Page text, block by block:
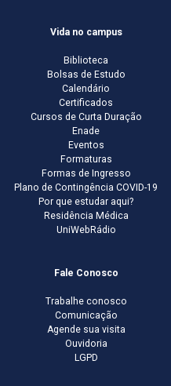
Vida no campus
Biblioteca
Bolsas de Estudo
Calendário
Certificados
Cursos de Curta Duração
Enade
Eventos
Formaturas
Formas de Ingresso
Plano de Contingência COVID-19
Por que estudar aqui?
Residência Médica
UniWebRádio
Fale Conosco
Trabalhe conosco
Comunicação
Agende sua visita
Ouvidoria
LGPD